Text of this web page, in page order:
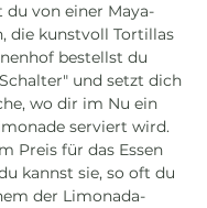
du von einer Maya-
die kunstvoll Tortillas
bestellst du
und setzt dich
wo dir im Nu ein
serviert wird.
Preis für das Essen
kannst sie, so oft du
der Limonada-